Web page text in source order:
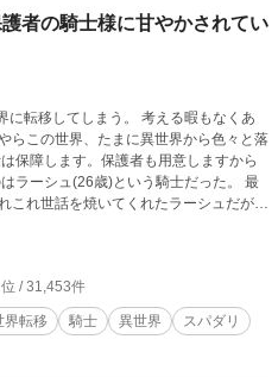
者の騎士様に甘やかされてい
に転移してしまう。 考える暇もなくあ
らこの世界、たまに異世界から色々と落
これ世話を焼いてくれたラーシュだが、
。でも俺
位 / 31,453件
界転移 騎士 異世界
スパダリ